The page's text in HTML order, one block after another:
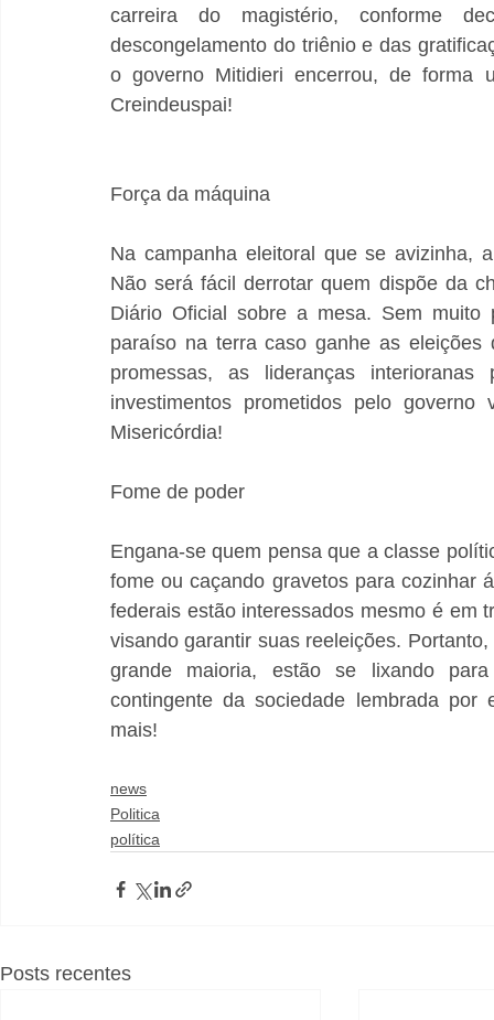
carreira do magistério, conforme
descongelamento do triênio e das
o governo Mitidieri encerrou, de forma
Creindeuspai!
Força da máquina
Na campanha eleitoral que se avizinha,
Não será fácil derrotar quem dispõe da
Diário Oficial sobre a mesa. Sem muito
paraíso na terra caso ganhe as
promessas, as lideranças
investimentos prometidos pelo
Misericórdia!
Fome de poder
Engana-se quem pensa que a classe
fome ou caçando gravetos para cozinhar
federais estão interessados mesmo é em
visando garantir suas reeleições.
grande maioria, estão se lixando
contingente da sociedade lembrada
mais!
news
Politica
política
Posts recentes